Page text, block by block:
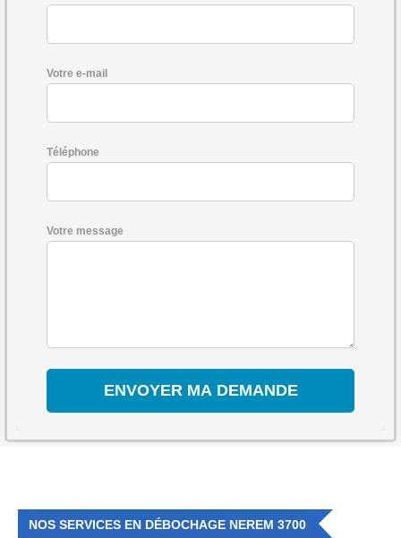
Votre e-mail
Téléphone
Votre message
NOS SERVICES EN DÉBOCHAGE NEREM 3700